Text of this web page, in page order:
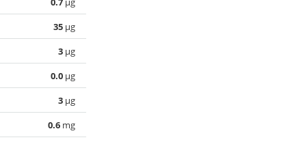
35 µg
3 µg
0.0 µg
3 µg
0.6 mg